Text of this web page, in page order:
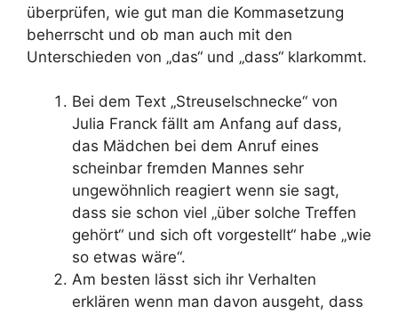
überprüfen, wie gut man die Kommasetzung
beherrscht und ob man auch mit den
Unterschieden von „das“ und „dass“ klarkommt.
Bei dem Text „Streuselschnecke“ von
Julia Franck fällt am Anfang auf dass,
das Mädchen bei dem Anruf eines
scheinbar fremden Mannes sehr
ungewöhnlich reagiert wenn sie sagt,
dass sie schon viel „über solche Treffen
gehört“ und sich oft vorgestellt“ habe „wie
so etwas wäre“.
Am besten lässt sich ihr Verhalten
erklären wenn man davon ausgeht, dass